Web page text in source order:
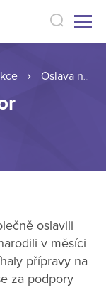
Oslava narozenin - Únor
oslavili
v měsíci
přípravy na
za podpory